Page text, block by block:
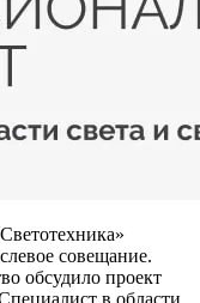
совещание.
обсудило проект
в области